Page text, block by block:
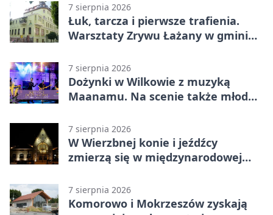
7 sierpnia 2026
Łuk, tarcza i pierwsze trafienia.
Warsztaty Zrywu Łażany w gminie
7 sierpnia 2026
Dożynki w Wilkowie z muzyką
Maanamu. Na scenie także młode
7 sierpnia 2026
W Wierzbnej konie i jeźdźcy
zmierzą się w międzynarodowej
7 sierpnia 2026
Komorowo i Mokrzeszów zyskają